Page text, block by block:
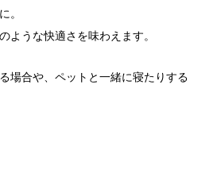
。
ような快適さを味わえます。
場合や、ペットと一緒に寝たりする